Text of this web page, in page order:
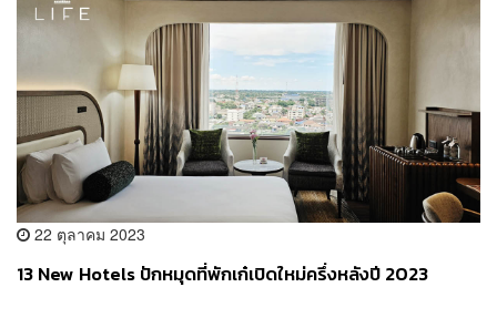
22 ตุลาคม 2023
13 New Hotels ปักหมุดที่พักเก๋เปิดใหม่ครึ่งหลังปี 2023